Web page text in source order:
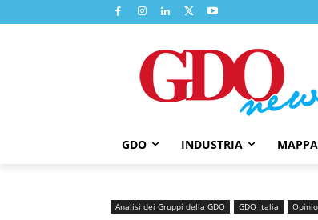
GDO INDUSTRIA
Analisi dei Gruppi della GDO GDO Italia